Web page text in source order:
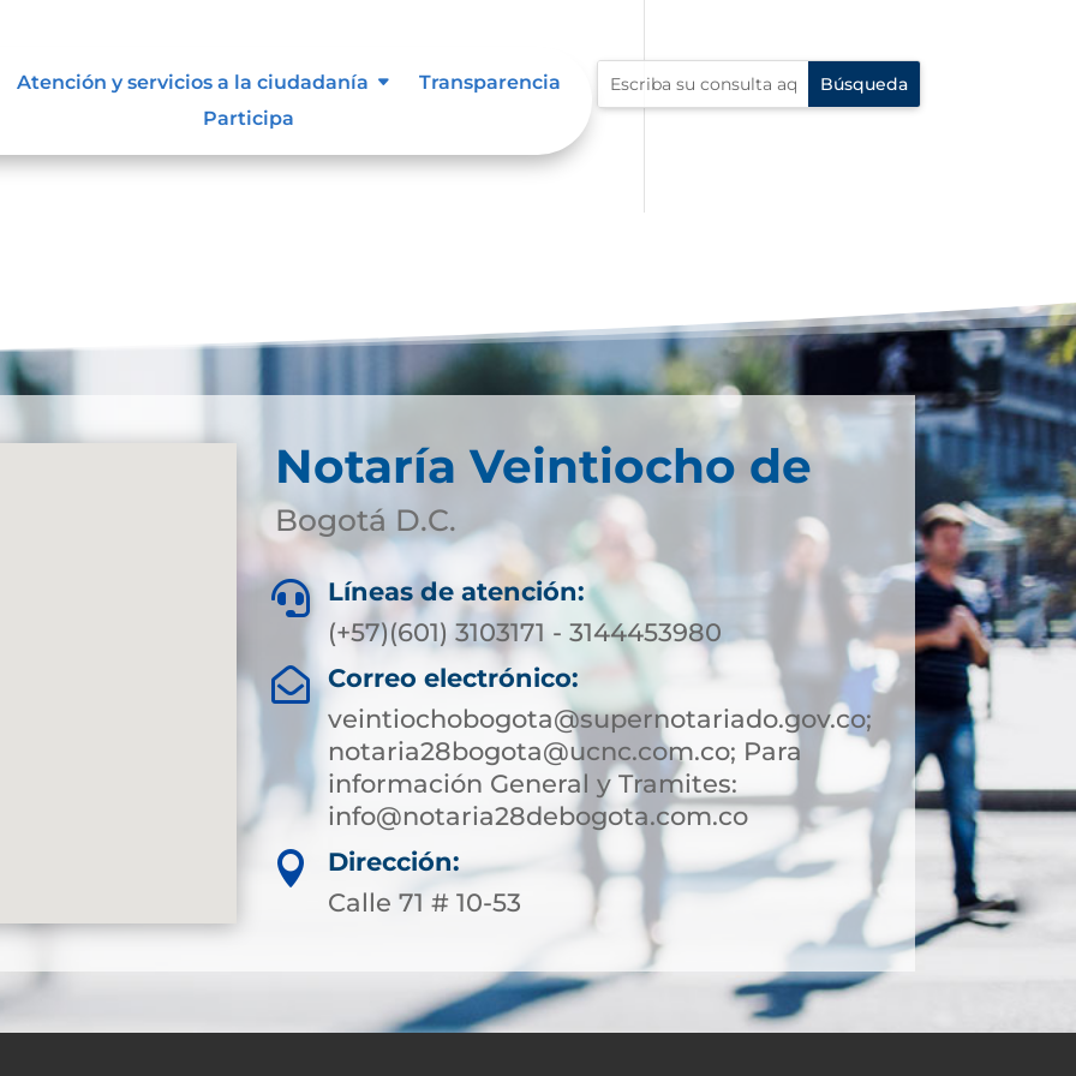
Atención y servicios a la ciudadanía
Transparencia
Participa
niñas y adolescentes
Notaría Veintiocho de
Bogotá D.C.

Líneas de atención:
(+57)(601) 3103171 - 3144453980

Correo electrónico:
veintiochobogota@supernotariado.gov.co;
notaria28bogota@ucnc.com.co; Para
información General y Tramites:
info@notaria28debogota.com.co

Dirección:
Calle 71 # 10-53